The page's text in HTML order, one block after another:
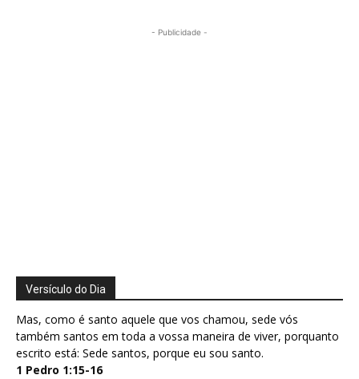
- Publicidade -
Versículo do Dia
Mas, como é santo aquele que vos chamou, sede vós
também santos em toda a vossa maneira de viver, porquanto
escrito está: Sede santos, porque eu sou santo.
1 Pedro 1:15-16